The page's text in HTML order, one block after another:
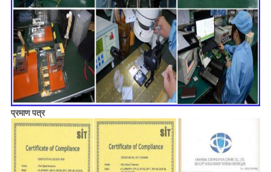
प्रमाण पत्र